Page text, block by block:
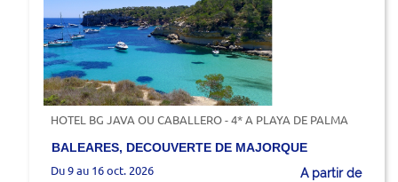
HOTEL BG JAVA OU CABALLERO - 4* A PLAYA DE PALMA
BALEARES, DECOUVERTE DE MAJORQUE
Du 9 au 16 oct. 2026
A partir de